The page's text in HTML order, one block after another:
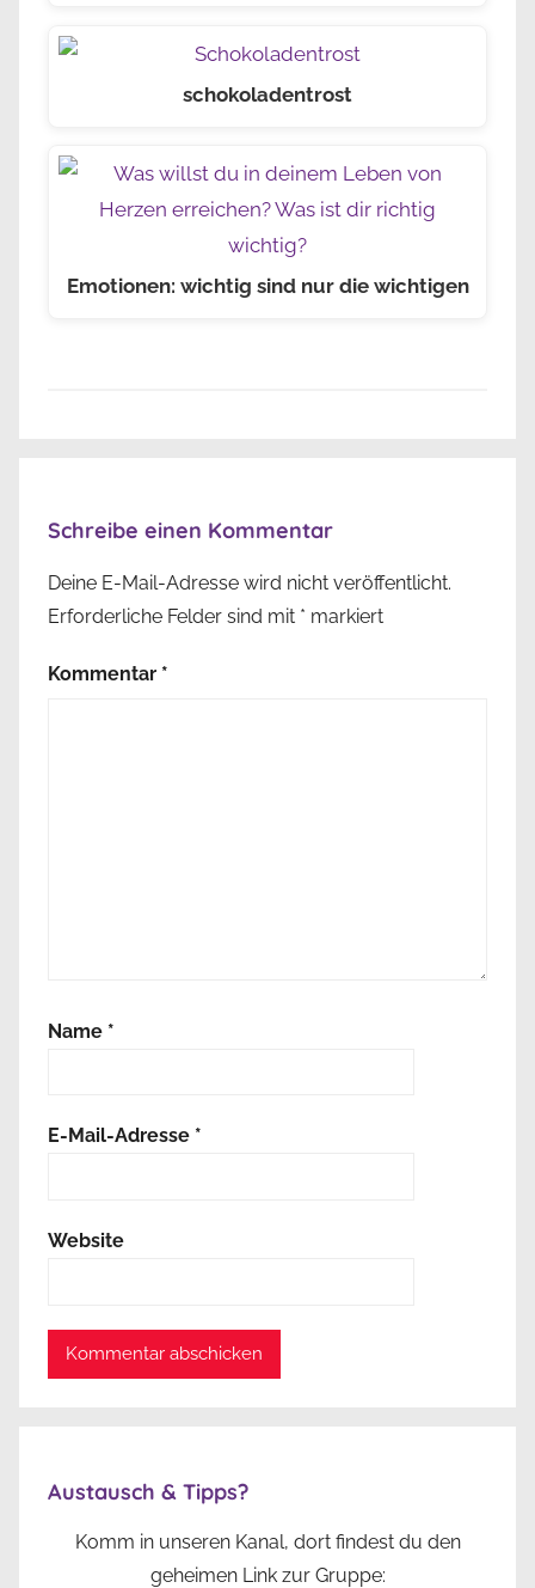
schokoladentrost
Emotionen: wichtig sind nur die wichtigen
Schreibe einen Kommentar
Deine E-Mail-Adresse wird nicht veröffentlicht.
Erforderliche Felder sind mit * markiert
Kommentar *
Name *
E-Mail-Adresse *
Website
Austausch & Tipps?
Komm in unseren Kanal, dort findest du den
geheimen Link zur Gruppe: